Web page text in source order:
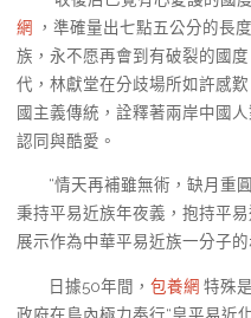
網 ，準確量出七點五公分的長
族，永不愿再會到有破裂的國
代，林獻堂在分歧場所如許感
國主義傳統，詮釋著兩岸中國
認同與酷愛。
“情天再補雖無術，缺月重
秉持平易近族年夜義，抱持平
展示作為中華平易近族一分子的
日據50年間， 包養網 特殊
政府在島內極力奉行“皇平易近